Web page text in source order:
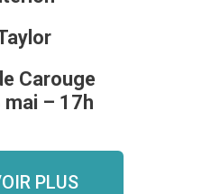
Carouge
mai – 17h
PLUS